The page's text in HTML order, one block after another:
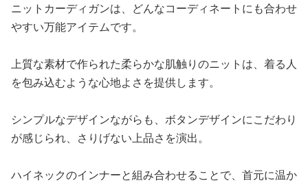
ニットカーディガンは、どんなコーディネートにも合わせ
やすい万能アイテムです。
上質な素材で作られた柔らかな肌触りのニットは、着る人
を包み込むような心地よさを提供します。
シンプルなデザインながらも、ボタンデザインにこだわり
が感じられ、さりげない上品さを演出。
ハイネックのインナーと組み合わせることで、首元に温か